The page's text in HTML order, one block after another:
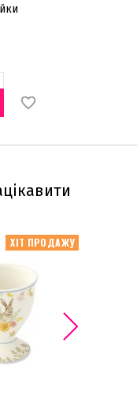
ХІТ ПРОДАЖУ